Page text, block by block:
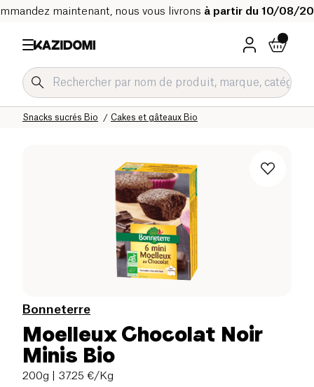
maintenant, nous vous livrons à partir du 10/08/
Cakes et gâteaux Bio
Snacks sucrés Bio
Epicerie sucrée Bio
Notre catalogue bio
Accueil
Bonneterre
Moelleux Chocolat Noir
Minis Bio
200g | 37.25 €/Kg